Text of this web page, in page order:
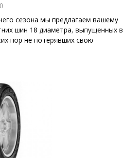
сезона мы предлагаем вашему
шин 18 диаметра, выпущенных в
пор не потерявших свою